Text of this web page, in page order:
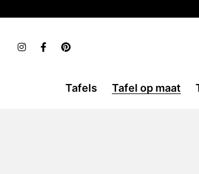
Tafels Tafel op maat